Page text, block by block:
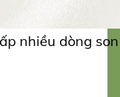
nhiều dòng